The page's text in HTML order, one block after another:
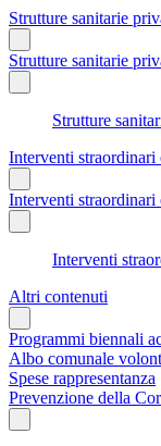
Strutture sanitarie
Strutture sanitarie
Strutture
Interventi straordinari
Interventi straordinari
Interventi
Altri contenuti
Programmi biennali
Albo comunale
Spese rappresentanza
Prevenzione della